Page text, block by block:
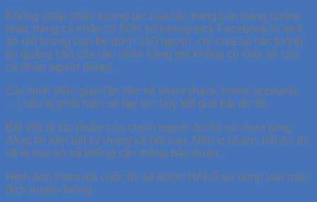
Không chấp nhận tương tác của các trang bán hàng online
hoặc trang cá nhân có 50% số lượng nick Facebook là nick
ảo (số lượng bạn bè dưới 150 người, chỉ chia sẻ các thông
tin quảng cáo của các nhãn hàng mà không có chia sẻ của
cá nhân người dùng).
Các hình thức gian lận like và share (hack, clone accounts
…) nếu bị phát hiện sẽ lập tức hủy kết quả bài dự thi.
Bài viết là tác phẩm của chính người dự thi và chưa từng
đăng tải trên bất kỳ mạng xã hội nào. Nếu vi phạm, bài dự thi
sẽ bị loại bỏ và không cần thông báo trước.
Hình ảnh tham gia cuộc thi sẽ được HALO sử dụng vào mục
đích truyền thông.